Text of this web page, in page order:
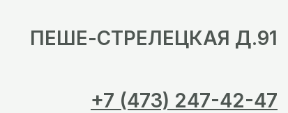
ПЕШЕ-СТРЕЛЕЦКАЯ Д.91
+7 (473) 247-42-47